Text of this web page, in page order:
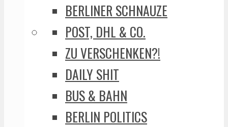
BERLINER SCHNAUZE
POST, DHL & CO.
ZU VERSCHENKEN?!
DAILY SHIT
BUS & BAHN
BERLIN POLITICS